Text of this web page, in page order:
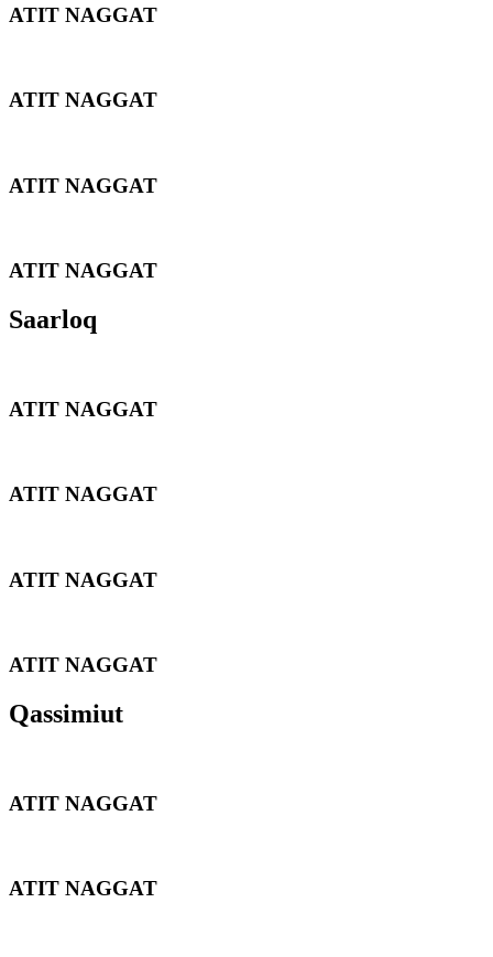
ATIT NAGGAT
ATIT NAGGAT
ATIT NAGGAT
ATIT NAGGAT
Saarloq
ATIT NAGGAT
ATIT NAGGAT
ATIT NAGGAT
ATIT NAGGAT
Qassimiut
ATIT NAGGAT
ATIT NAGGAT